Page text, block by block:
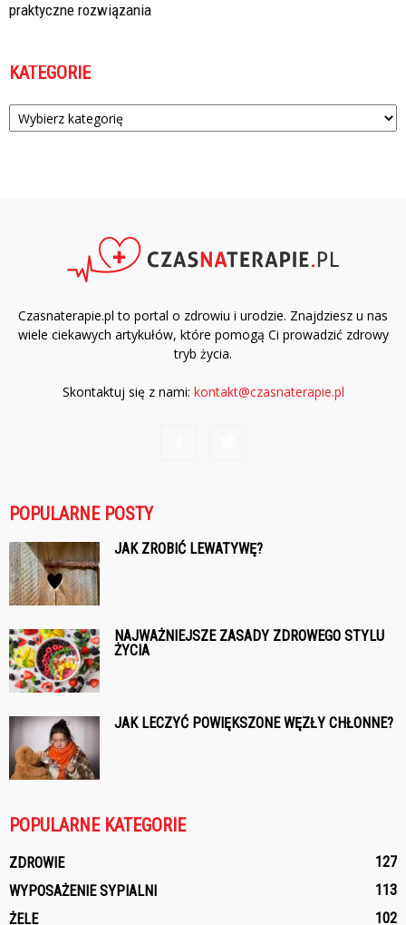
praktyczne rozwiązania
KATEGORIE
Kategorie
Czasnaterapie.pl to portal o zdrowiu i urodzie. Znajdziesz u nas
wiele ciekawych artykułów, które pomogą Ci prowadzić zdrowy
tryb życia.
Skontaktuj się z nami: kontakt@czasnaterapie.pl
POPULARNE POSTY
JAK ZROBIĆ LEWATYWĘ?
NAJWAŻNIEJSZE ZASADY ZDROWEGO STYLU
ŻYCIA
JAK LECZYĆ POWIĘKSZONE WĘZŁY CHŁONNE?
POPULARNE KATEGORIE
ZDROWIE
127
WYPOSAŻENIE SYPIALNI
113
ŻELE
102